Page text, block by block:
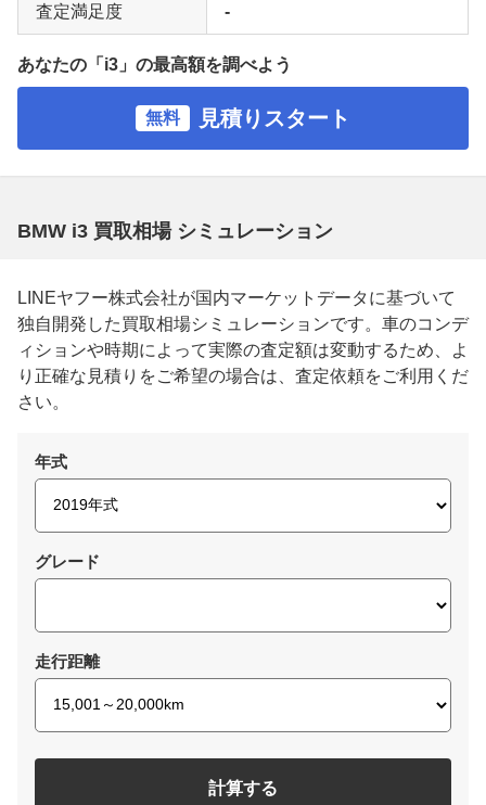
査定満足度 -
あなたの「i3」の最高額を調べよう
無料 見積りスタート
BMW i3 買取相場 シミュレーション
LINEヤフー株式会社が国内マーケットデータに基づいて
独自開発した買取相場シミュレーションです。車のコンデ
ィションや時期によって実際の査定額は変動するため、よ
り正確な見積りをご希望の場合は、査定依頼をご利用くだ
さい。
年式
グレード
走行距離
計算する